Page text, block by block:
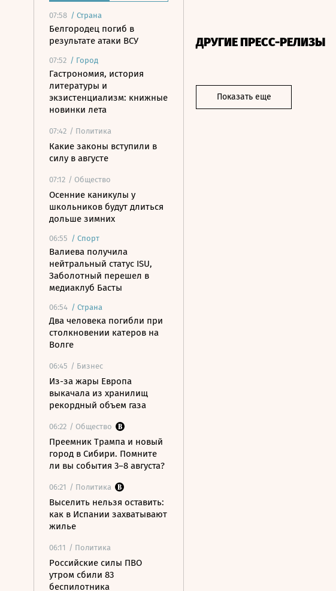
07:58 / Страна
Белгородец погиб в
результате атаки ВСУ
07:52 / Город
Гастрономия, история
литературы и
экзистенциализм: книжные
новинки лета
07:42 / Политика
Какие законы вступили в
силу в августе
07:12 / Общество
Осенние каникулы у
школьников будут длиться
дольше зимних
06:55 / Спорт
Валиева получила
нейтральный статус ISU,
Заболотный перешел в
медиаклуб Басты
06:54 / Страна
Два человека погибли при
столкновении катеров на
Волге
06:45 / Бизнес
Из-за жары Европа
выкачала из хранилищ
рекордный объем газа
06:22 / Общество
Преемник Трампа и новый
город в Сибири. Помните
ли вы события 3–8 августа?
06:21 / Политика
Выселить нельзя оставить:
как в Испании захватывают
жилье
06:11 / Политика
Российские силы ПВО
утром сбили 83
беспилотника
ДРУГИЕ ПРЕСС-РЕЛИЗЫ
Показать еще